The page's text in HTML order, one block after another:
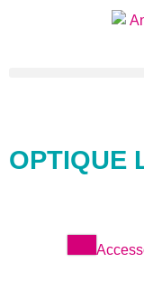
OPTIQUE